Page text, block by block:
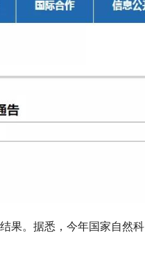
果。据悉，今年国家自然科